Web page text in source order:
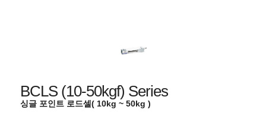
BCLS (10-50kgf) Series
싱글 포인트 로드셀( 10kg ~ 50kg )